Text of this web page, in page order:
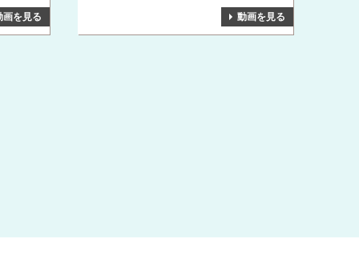
画を見る 動画を見る